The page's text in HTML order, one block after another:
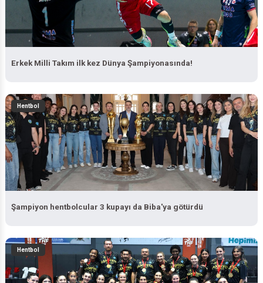
Erkek Milli Takım ilk kez Dünya Şampiyonasında!
Hentbol
Şampiyon hentbolcular 3 kupayı da Biba'ya götürdü
Hentbol